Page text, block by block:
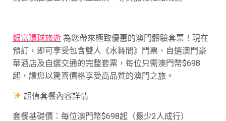
銀富環球旅遊 為您帶來極致優惠的澳門體驗套票！現在
預訂，即可享受包含雙人《水舞間》門票、自選澳門豪
華酒店及自選交通的完整套票，每位只需澳門幣$698
起，讓您以驚喜價格享受高品質的澳門之旅。
超值套餐內容詳情
套餐基礎價：每位澳門幣$698起（最少2人成行）